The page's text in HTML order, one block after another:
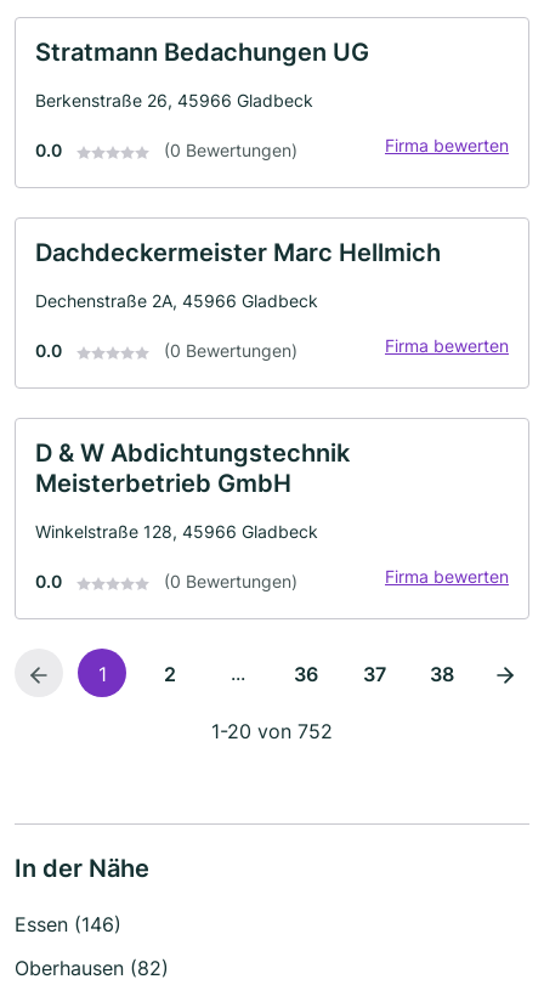
Stratmann Bedachungen UG
Berkenstraße 26, 45966 Gladbeck
0.0 (0 Bewertungen) Firma bewerten
Dachdeckermeister Marc Hellmich
Dechenstraße 2A, 45966 Gladbeck
0.0 (0 Bewertungen) Firma bewerten
D & W Abdichtungstechnik
Meisterbetrieb GmbH
Winkelstraße 128, 45966 Gladbeck
0.0 (0 Bewertungen) Firma bewerten
1 2 ... 36 37 38
1-20 von 752
In der Nähe
Essen (146)
Oberhausen (82)